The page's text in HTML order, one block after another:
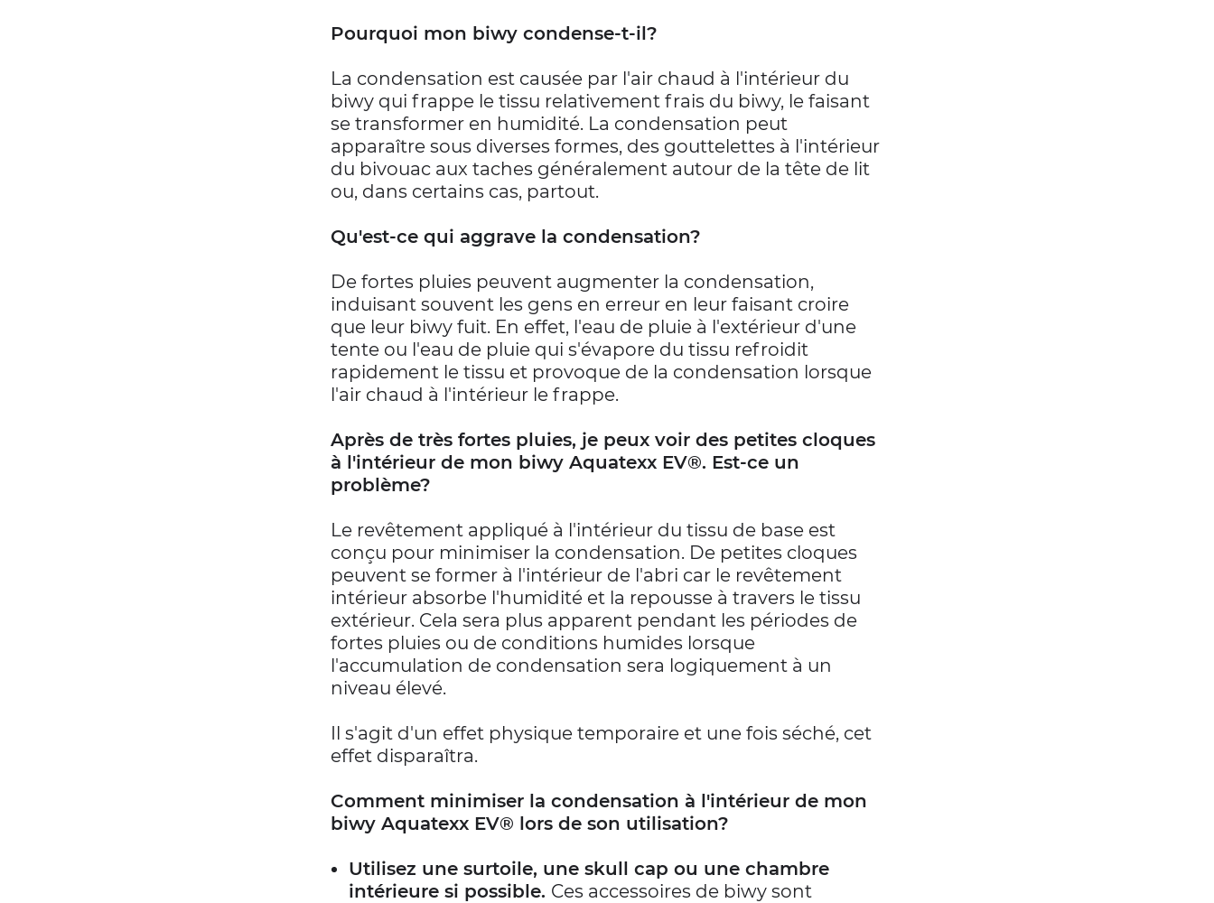
Pourquoi mon biwy condense-t-il?
La condensation est causée par l'air chaud à l'intérieur du
biwy qui frappe le tissu relativement frais du biwy, le faisant
se transformer en humidité. La condensation peut
apparaître sous diverses formes, des gouttelettes à l'intérieur
du bivouac aux taches généralement autour de la tête de lit
ou, dans certains cas, partout.
Qu'est-ce qui aggrave la condensation?
De fortes pluies peuvent augmenter la condensation,
induisant souvent les gens en erreur en leur faisant croire
que leur biwy fuit. En effet, l'eau de pluie à l'extérieur d'une
tente ou l'eau de pluie qui s'évapore du tissu refroidit
rapidement le tissu et provoque de la condensation lorsque
l'air chaud à l'intérieur le frappe.
Après de très fortes pluies, je peux voir des petites cloques
à l'intérieur de mon biwy Aquatexx EV®. Est-ce un
problème?
Le revêtement appliqué à l'intérieur du tissu de base est
conçu pour minimiser la condensation. De petites cloques
peuvent se former à l'intérieur de l'abri car le revêtement
intérieur absorbe l'humidité et la repousse à travers le tissu
extérieur. Cela sera plus apparent pendant les périodes de
fortes pluies ou de conditions humides lorsque
l'accumulation de condensation sera logiquement à un
niveau élevé.
Il s'agit d'un effet physique temporaire et une fois séché, cet
effet disparaîtra.
Comment minimiser la condensation à l'intérieur de mon
biwy Aquatexx EV® lors de son utilisation?
Utilisez une surtoile, une skull cap ou une chambre
intérieure si possible. Ces accessoires de biwy sont